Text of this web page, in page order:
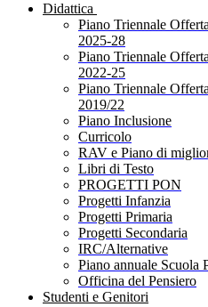
Didattica
Piano Triennale
2025-28
Piano Triennale
2022-25
Piano Triennale
2019/22
Piano Inclusione
Curricolo
RAV e Piano di
Libri di Testo
PROGETTI PON
Progetti Infanzia
Progetti Primaria
Progetti Secondaria
IRC/Alternative
Piano annuale Scuola
Officina del Pensiero
Studenti e Genitori